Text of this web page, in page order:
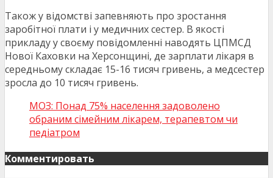
Також у відомстві запевняють про зростання
заробітної плати і у медичних сестер. В якості
прикладу у своєму повідомленні наводять ЦПМСД
Нової Каховки на Херсонщині, де зарплати лікаря в
середньому складає 15-16 тисяч гривень, а медсестер
зросла до 10 тисяч гривень.
МОЗ: Понад 75% населення задоволено
обраним сімейним лікарем, терапевтом чи
педіатром
Комментировать